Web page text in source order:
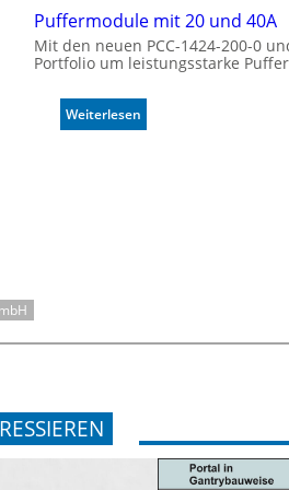
e
n
n
n
g
t
o
m
t
i
t
e
Puffermodule mit 20 und 40A
Mit den neuen PCC-1424-200-0
Portfolio um leistungsstarke
Weiterlesen:
P
l
2